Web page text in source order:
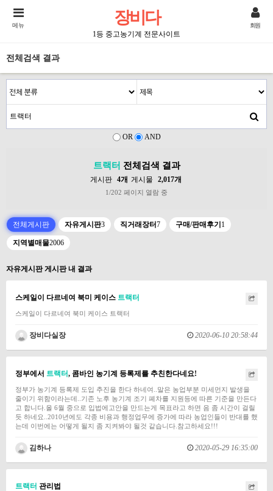
장비다
1등 중고농기계 전문사이트
메뉴 회원
전체검색 결과
OR AND
트랙터 전체검색 결과
게시판 4개 게시물 2,017개
1/202 페이지 열람 중
전체게시판 자유게시판3 직거래장터7 구매/판매후기1
지역별매물2006
자유게시판 게시판 내 결과
스케일이 다르네여 북미 케이스 트랙터
스케일이 다르네여 북미 케이스 트랙터
장비다실장 2020-06-10 20:58:44
정부에서 트랙터, 콤바인 농기계 등록제를 추친한다네요!
정부가 농기계 등록제 도입 추진을 한다 하네여..말은 농업부분 미세먼지 발생을
줄이기 위함이라는데..기존 노후 농기계 조기 폐차를 지원등에 따른 기준을 만든다
고 합니다.올 6월 중으로 입법에고안을 만드는게 목표라고 하면 음 좀 시간이 걸릴
듯 하네요..2010년에도 각종 비용과 행정업무에 증가에 따라 농업인들이 반대를 했
는데 이번에는 어떻게 될지 좀 지켜봐야 될것 같습니다.참고하세요!!!
김하나 2020-05-29 16:35:00
트랙터 관리법